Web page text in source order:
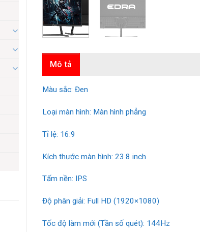
Mô tả
Màu sắc: Đen
Loại màn hình: Màn hình phẳng
Tỉ lệ: 16:9
Kích thước màn hình: 23.8 inch
Tấm nền: IPS
Độ phân giải: Full HD (1920×1080)
Tốc độ làm mới (Tần số quét): 144Hz